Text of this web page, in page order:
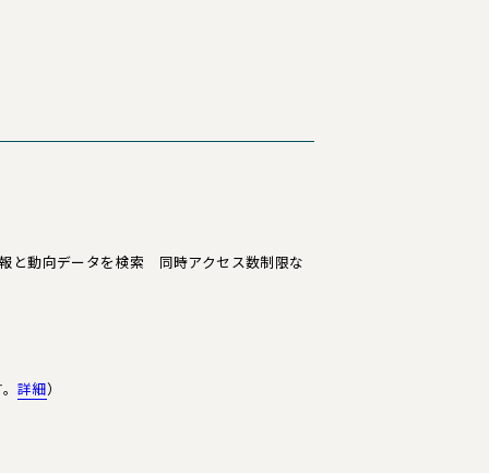
と動向データを検索 同時アクセス数制限な
詳細）